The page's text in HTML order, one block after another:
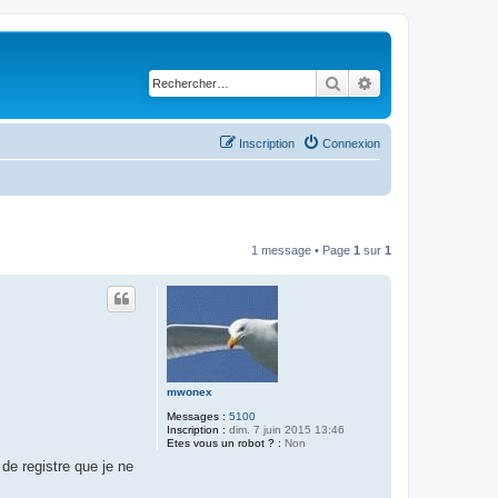
Rechercher
Connexion
Inscription
1 message • Page 1 sur 1
mwonex
Messages : 5100
Inscription : dim. 7 juin 2015 13:46
Etes vous un robot ? : Non
registre que je ne